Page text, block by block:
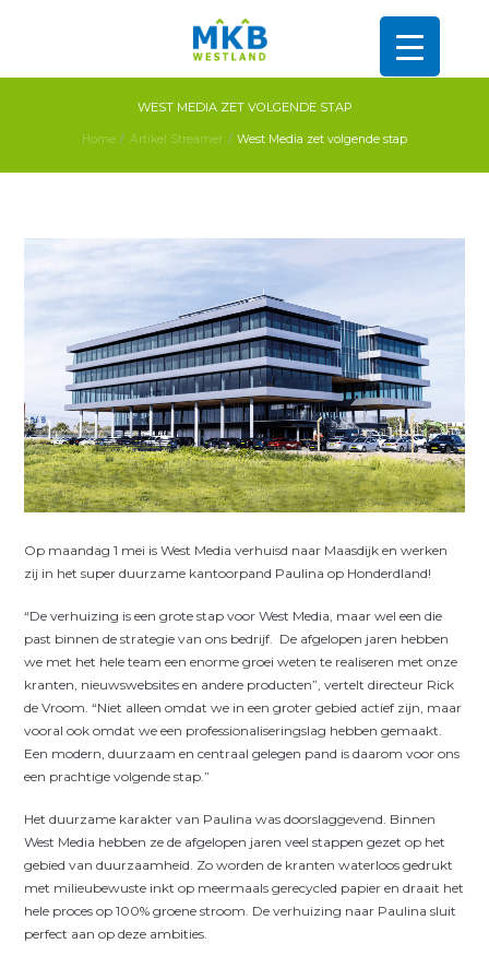
WEST MEDIA ZET VOLGENDE STAP
Home Artikel Streamer West Media zet volgende stap
Op maandag 1 mei is West Media verhuisd naar Maasdijk en werken
zij in het super duurzame kantoorpand Paulina op Honderdland!
“De verhuizing is een grote stap voor West Media, maar wel een die
past binnen de strategie van ons bedrijf. De afgelopen jaren hebben
we met het hele team een enorme groei weten te realiseren met onze
kranten, nieuwswebsites en andere producten”, vertelt directeur Rick
de Vroom. “Niet alleen omdat we in een groter gebied actief zijn, maar
vooral ook omdat we een professionaliseringslag hebben gemaakt.
Een modern, duurzaam en centraal gelegen pand is daarom voor ons
een prachtige volgende stap.”
Het duurzame karakter van Paulina was doorslaggevend. Binnen
West Media hebben ze de afgelopen jaren veel stappen gezet op het
gebied van duurzaamheid. Zo worden de kranten waterloos gedrukt
met milieubewuste inkt op meermaals gerecycled papier en draait het
hele proces op 100% groene stroom. De verhuizing naar Paulina sluit
perfect aan op deze ambities.